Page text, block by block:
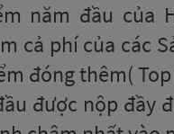
năm đầu của
cả phí của các
đóng thêm(
được nộp đầy